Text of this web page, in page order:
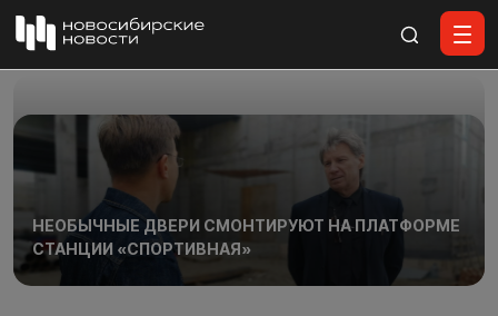
НЕОБЫЧНЫЕ ДВЕРИ СМОНТИРУЮТ НА ПЛАТФОРМЕ
СТАНЦИИ «СПОРТИВНАЯ»